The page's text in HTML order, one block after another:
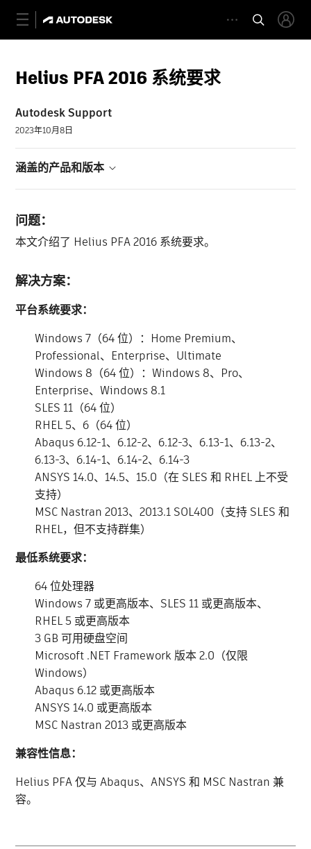
Helius PFA 2016 系统要求
Autodesk Support
2023年10月8日
涵盖的产品和版本
问题：
本文介绍了 Helius PFA 2016 系统要求。
解决方案：
平台系统要求：
Windows 7（64 位）：Home Premium、
Professional、Enterprise、Ultimate
Windows 8（64 位）：Windows 8、Pro、
Enterprise、Windows 8.1
SLES 11（64 位）
RHEL 5、6（64 位）
Abaqus 6.12-1、6.12-2、6.12-3、6.13-1、6.13-2、
6.13-3、6.14-1、6.14-2、6.14-3
ANSYS 14.0、14.5、15.0（在 SLES 和 RHEL 上不受
支持）
MSC Nastran 2013、2013.1 SOL400（支持 SLES 和
RHEL，但不支持群集）
最低系统要求：
64 位处理器
Windows 7 或更高版本、SLES 11 或更高版本、
RHEL 5 或更高版本
3 GB 可用硬盘空间
Microsoft .NET Framework 版本 2.0（仅限
Windows）
Abaqus 6.12 或更高版本
ANSYS 14.0 或更高版本
MSC Nastran 2013 或更高版本
兼容性信息：
Helius PFA 仅与 Abaqus、ANSYS 和 MSC Nastran 兼
容。